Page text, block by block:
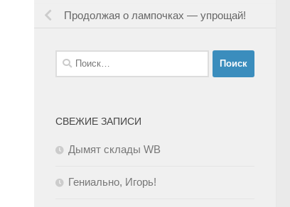
Продолжая о лампочках — упрощай!
Найти:
СВЕЖИЕ ЗАПИСИ
Дымят склады WB
Гениально, Игорь!